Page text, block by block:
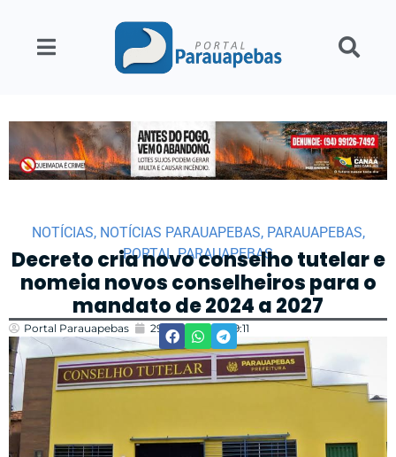
NOTÍCIAS, NOTÍCIAS PARAUAPEBAS, PARAUAPEBAS,
PORTAL PARAUAPEBAS
Decreto cria novo conselho tutelar e
nomeia novos conselheiros para o
mandato de 2024 a 2027
Portal Parauapebas 29/12/2023 09:11